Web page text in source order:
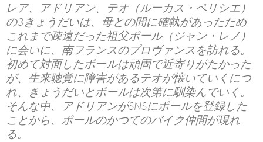
レア、アドリアン、テオ（ルーカス・ペリシエ）
の3きょうだいは、母との間に確執があったため
これまで疎遠だった祖父ポール（ジャン・レノ）
に会いに、南フランスのプロヴァンスを訪れる。
初めて対面したポールは頑固で近寄りがたかった
が、生来聴覚に障害があるテオが懐いていくにつ
れ、きょうだいとポールは次第に馴染んでいく。
そんな中、アドリアンがSNSにポールを登録した
ことから、ポールのかつてのバイク仲間が現れ
る。